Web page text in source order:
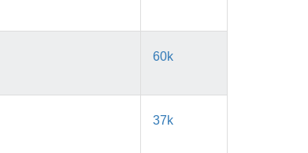
60k
37k